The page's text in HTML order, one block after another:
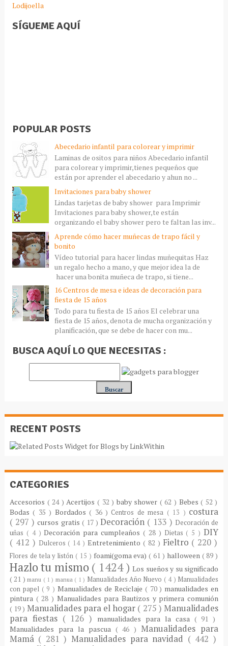
Lodijoella
SÍGUEME AQUÍ
POPULAR POSTS
Abecedario infantil para colorear y imprimir
Laminas de ositos para niños Abecedario infantil
para colorear y imprimir,tienes pequeños que
están por aprender el abecedario y ahun no ...
Invitaciones para baby shower
Lindas tarjetas de baby shower para Imprimir
Invitaciones para baby shower,te están
organizando el baby shower pero te faltan las inv...
Aprende cómo hacer muñecas de trapo fácil y
bonito
Vídeo tutorial para hacer lindas muñequitas Haz
un regalo hecho a mano, y que mejor idea la de
hacer una bonita muñeca de trapo, si tiene...
16 Centros de mesa e ideas de decoración para
fiesta de 15 años
Todo para tu fiesta de 15 años El celebrar una
fiesta de 15 años, denota de mucha organización y
planificación, que se debe de hacer con mu...
BUSCA AQUÍ LO QUE NECESITAS :
RECENT POSTS
CATEGORIES
Accesorios ( 24 )Acertijos ( 32 ) baby shower ( 62 ) Bebes( 52 )
Bodas( 35 ) Bordados( 36 ) Centros de mesa ( 13 ) costura
( 297 )cursos gratis ( 17 )Decoración ( 133 ) Decoración de
uñas ( 4 )Decoración para cumpleaños( 28 ) Dietas ( 5 )DIY
( 412 ) Dulceros ( 14 )Entretenimiento ( 82 ) Fieltro ( 220 )
Flores de tela y listón ( 15 ) foami(goma eva)( 61 ) halloween ( 89 )
Hazlo tu mismo ( 1424 )Los sueños y su significado
( 21 )manu ( 1 ) manua ( 1 ) Manualidades Año Nuevo ( 4 ) Manualidades
con papel ( 9 )Manualidades de Reciclaje ( 70 ) manualidades en
pintura ( 28 ) Manualidades para Bautizos y primera comunión
( 19 ) Manualidades para el hogar ( 275 )Manualidades
para fiestas ( 126 ) manualidades para la casa ( 91 )
Manualidades para la pascua ( 46 )Manualidades para
Mamá ( 281 ) Manualidades para navidad ( 442 )